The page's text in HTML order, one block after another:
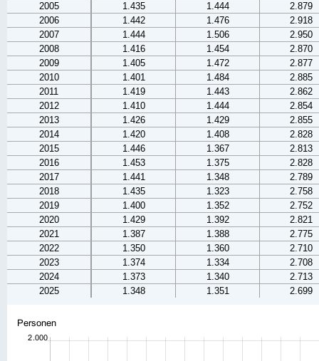
2005
1.435 1.444
2.879
2006
1.442 1.476
2.918
2007
1.444 1.506
2.950
2008
1.416 1.454
2.870
2009
1.405 1.472
2.877
2010
1.401 1.484
2.885
2011
1.419 1.443
2.862
2012
1.410 1.444
2.854
2013
1.426 1.429
2.855
2014
1.420 1.408
2.828
2015
1.446 1.367
2.813
2016
1.453 1.375
2.828
2017
1.441 1.348
2.789
2018
1.435 1.323
2.758
2019
1.400 1.352
2.752
2020
1.429 1.392
2.821
2021
1.387 1.388
2.775
2022
1.350 1.360
2.710
2023
1.374 1.334
2.708
2024
1.373 1.340
2.713
2025
1.348 1.351 2.699